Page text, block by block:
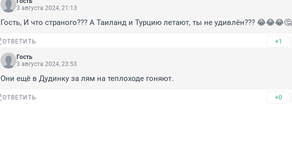
3 августа 2024, 21:13
Гость, И что страного??? А Таиланд и Турцию летают, ты не удивлён??? 😂😂😂🤔
ОТВЕТИТЬ +1
Гость
3 августа 2024, 23:53
Они ещё в Дудинку за лям на теплоходе гоняют.
ОТВЕТИТЬ +0